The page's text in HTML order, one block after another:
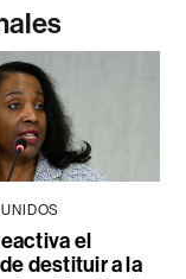
el
destituir a la